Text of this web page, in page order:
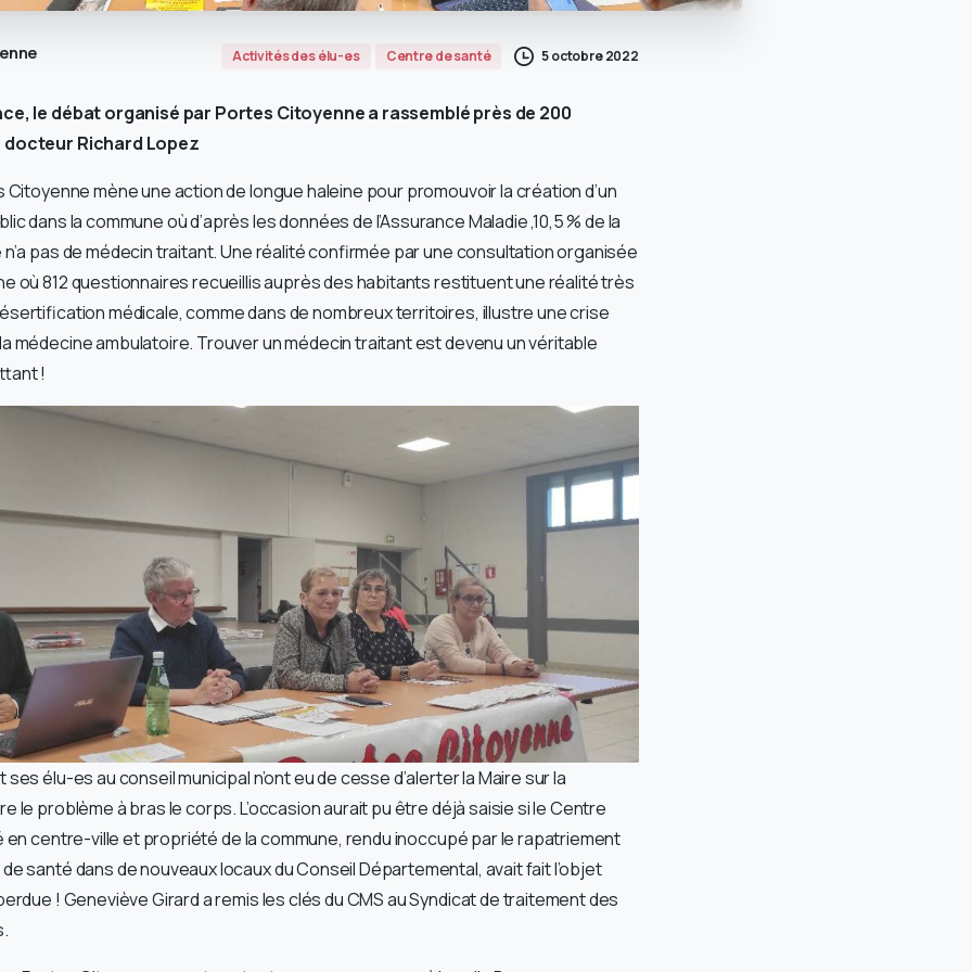
Activités des élu-es Centre de santé 5 octobre 2022
le débat organisé par Portes Citoyenne a rassemblé près de 200
Richard Lopez
Citoyenne mène une action de longue haleine pour promouvoir la création d’un
dans la commune où d’après les données de l’Assurance Maladie ,10,5 % de la
pas de médecin traitant. Une réalité confirmée par une consultation organisée
où 812 questionnaires recueillis auprès des habitants restituent une réalité très
médicale, comme dans de nombreux territoires, illustre une crise
médecine ambulatoire. Trouver un médecin traitant est devenu un véritable
!
élu-es au conseil municipal n’ont eu de cesse d’alerter la Maire sur la
le problème à bras le corps. L’occasion aurait pu être déjà saisie si le Centre
centre-ville et propriété de la commune, rendu inoccupé par le rapatriement
santé dans de nouveaux locaux du Conseil Départemental, avait fait l’objet
! Geneviève Girard a remis les clés du CMS au Syndicat de traitement des